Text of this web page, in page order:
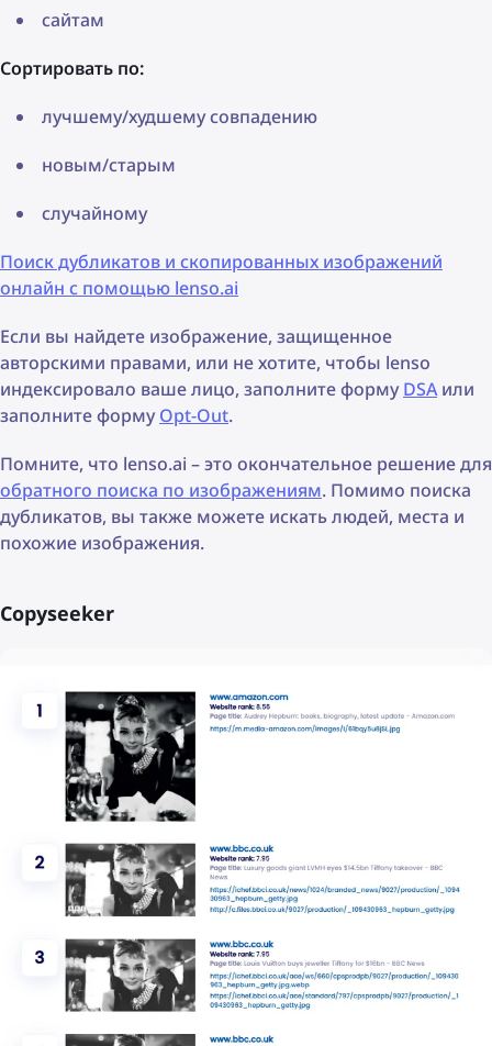
сайтам
Сортировать по:
лучшему/худшему совпадению
новым/старым
случайному
Поиск дубликатов и скопированных изображений
онлайн с помощью lenso.ai
Если вы найдете изображение, защищенное
авторскими правами, или не хотите, чтобы lenso
индексировало ваше лицо, заполните формуDSAили
заполните формуOpt-Out.
Помните, что lenso.ai – это окончательное решение для
обратного поиска по изображениям. Помимо поиска
дубликатов, вы также можете искать людей, места и
похожие изображения.
Copyseeker